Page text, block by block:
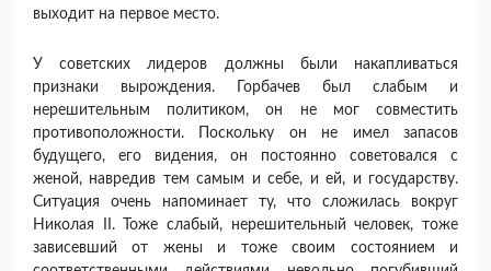
выходит на первое место.
У советских лидеров должны были накапли­ваться
признаки вырождения. Горбачев был сла­бым и
нерешительным политиком, он не мог со­вместить
противоположности. Поскольку он не имел запасов
будущего, его видения, он постоянно советовался с
женой, навредив тем самым и себе, и ей, и государству.
Ситуация очень напоминает ту, что сложилась вокруг
Николая II. Тоже сла­бый, нерешительный человек, тоже
зависевший от жены и тоже своим состоянием и